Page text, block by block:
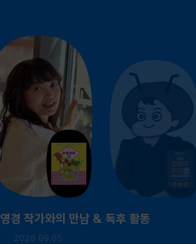
영경 작가와의 만남 & 독후 활동
2026.09.05.